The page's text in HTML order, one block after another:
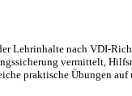
Lehrinhalte nach VDI-
vermittelt,
praktische Übungen auf